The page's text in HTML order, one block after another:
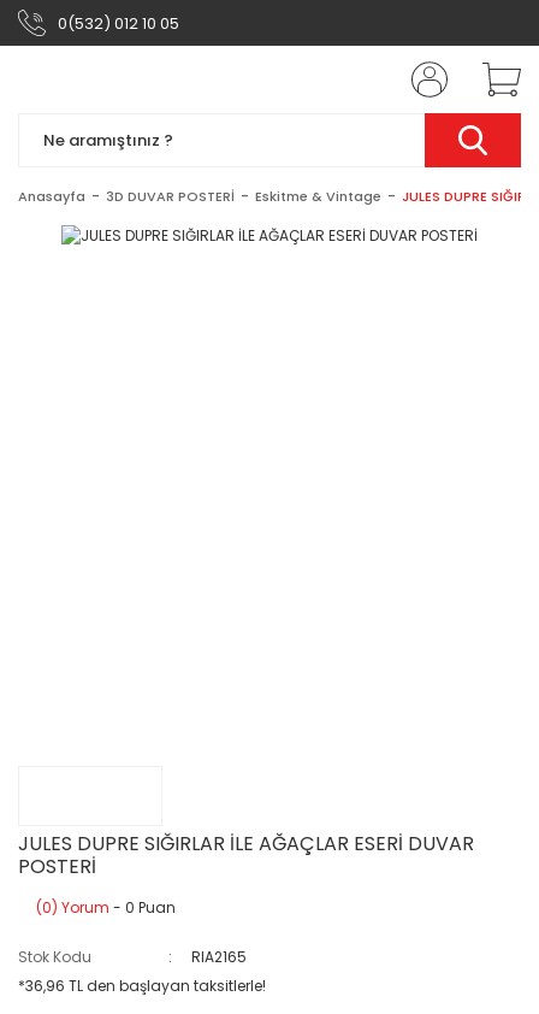
0(532) 012 10 05
Anasayfa 3D DUVAR POSTERİ Eskitme & Vintage JULES DUPRE
JULES DUPRE SIĞIRLAR İLE AĞAÇLAR ESERİ DUVAR
POSTERİ
(0) Yorum - 0 Puan
Stok Kodu
RIA2165
*36,96 TL den başlayan taksitlerle!